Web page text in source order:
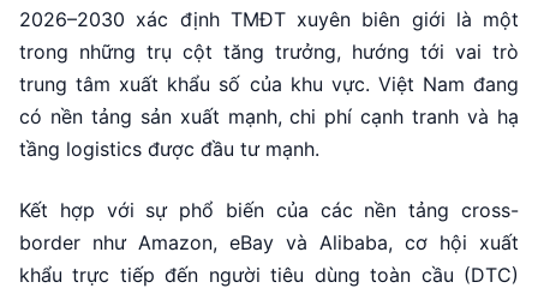
2026–2030 xác định TMĐT xuyên biên giới là một
trong những trụ cột tăng trưởng, hướng tới vai trò
trung tâm xuất khẩu số của khu vực. Việt Nam đang
có nền tảng sản xuất mạnh, chi phí cạnh tranh và hạ
tầng logistics được đầu tư mạnh.
Kết hợp với sự phổ biến của các nền tảng cross-
border như Amazon, eBay và Alibaba, cơ hội xuất
khẩu trực tiếp đến người tiêu dùng toàn cầu (DTC)